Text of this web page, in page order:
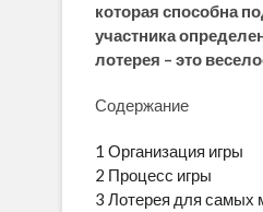
которая способна
участника
лотерея – это
Содержание
1 Организация игры
2 Процесс игры
3 Лотерея для самых